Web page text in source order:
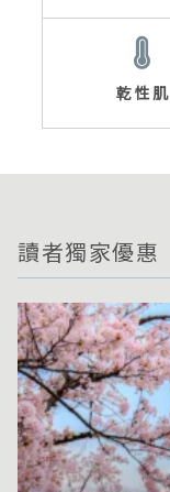
乾性肌
讀者獨家優惠